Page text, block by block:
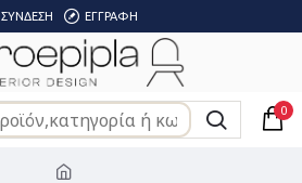
ΣΎΝΔΕΣΗ ΕΓΓΡΑΦΉ
0